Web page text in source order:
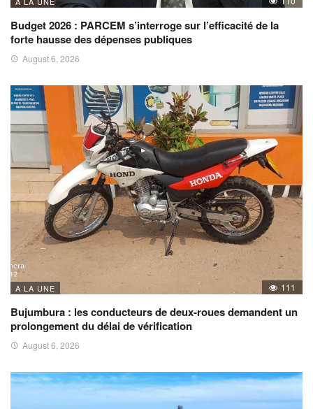
Budget 2026 : PARCEM s’interroge sur l’efficacité de la
forte hausse des dépenses publiques
August 6, 2026
A LA UNE 111
Bujumbura : les conducteurs de deux-roues demandent un
prolongement du délai de vérification
August 6, 2026